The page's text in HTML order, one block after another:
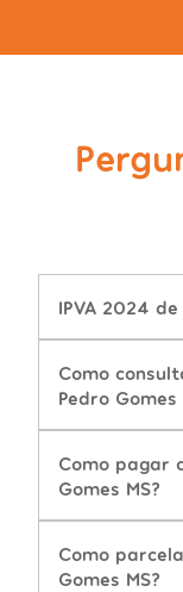
IPVA 2024
Como
Pedro Gomes
Como pagar
Gomes MS?
Como
Gomes MS?